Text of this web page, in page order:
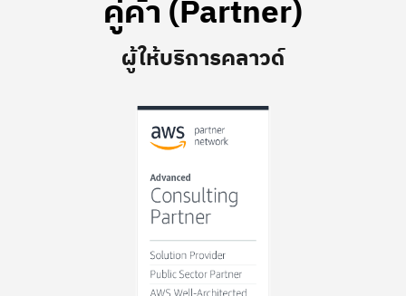
คู่ค้า (Partner)
ผู้ให้บริการคลาวด์